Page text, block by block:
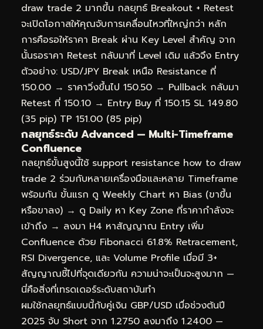
draw trade 2 มากขึ้น กลยุทธ์ Breakout + Retest
จะเปิดโอกาสให้คุณจับการเคลื่อนไหวที่ใหญ่กว่า หลัก
การคือรอให้ราคา Break ผ่าน Key Level สำคัญ จาก
นั้นรอราคา Retest กลับมาที่ Level เดิม แล้วจึง Entry
ตัวอย่าง: USD/JPY Break เหนือ Resistance ที่
150.00 → ราคาวิ่งขึ้นไป 150.50 → Pullback กลับมา
Retest ที่ 150.10 → Entry Buy ที่ 150.15 SL 149.80
(35 pip) TP 151.00 (85 pip)
กลยุทธ์ระดับ Advanced — Multi-Timeframe
Confluence
กลยุทธ์ขั้นสูงนี้ใช้ support resistance how to draw
trade 2 ร่วมกับหลายเครื่องมือและหลาย Timeframe
พร้อมกัน ขั้นแรก ดู Weekly Chart หา Bias (ขาขึ้น
หรือขาลง) → ดู Daily หา Key Zone ที่ราคากำลังจะ
เข้าถึง → ลงมา H4 หาสัญญาณ Entry เพิ่ม
Confluence ด้วย Fibonacci 61.8% Retracement,
RSI Divergence, และ Volume Profile เมื่อมี 3+
สัญญาณชี้ไปที่จุดเดียวกัน ความน่าจะเป็นจะสูงมาก —
นี่คือสิ่งที่เทรดเดอร์ระดับสถาบันทำ
ผมใช้กลยุทธ์แบบนี้กับคู่เงิน GBP/USD เมื่อช่วงต้นปี
2025 จับ Short จาก 1.2750 ลงมาถึง 1.2400 —